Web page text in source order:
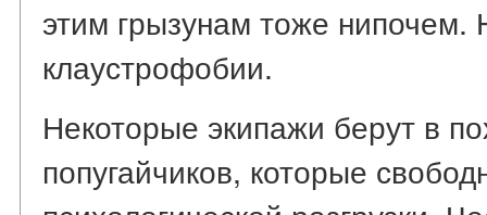
этим грызунам тоже
клаустрофобии.
Некоторые экипажи берут в
попугайчиков, которые